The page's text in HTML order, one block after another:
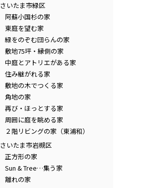
さいたま市緑区
阿蘇小国杉の家
東庭を望む家
緑をのぞむ団らんの家
敷地75坪・縁側の家
中庭とアトリエがある家
住み継がれる家
敷地の木でつくる家
角地の家
再び・ほっとする家
周囲に庭を眺める家
２階リビングの家（東浦和）
さいたま市岩槻区
正方形の家
Sun & Tree…集う家
離れの家